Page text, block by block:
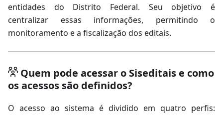
entidades do Distrito Federal. Seu objetivo é
centralizar essas informações, permitindo o
monitoramento e a fiscalização dos editais.
Quem pode acessar o Siseditais e como
os acessos são definidos?
O acesso ao sistema é dividido em quatro perfis: